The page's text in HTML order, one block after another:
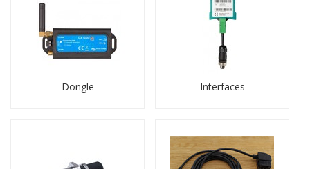
prestaties en levensduur van het batterypack. Op deze
pagina staan BMS-oplossingen van bewezen merken, met
duidelijke productinformatie en beschikbare handleidingen.
CANopen producten
nodes. Het protocol maakt gegevensuitwisseling binnen
CZone boordsysteem
Dongle Interfaces